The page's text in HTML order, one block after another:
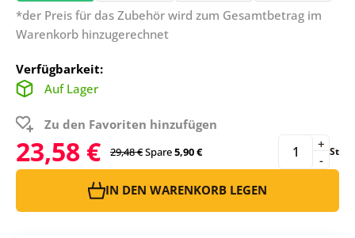
*der Preis für das Zubehör wird zum Gesamtbetrag im
Warenkorb hinzugerechnet
Verfügbarkeit:
Auf Lager
Zu den Favoriten hinzufügen
23,58 € 29,48 €Spare5,90 € -
+ St
IN DEN WARENKORB LEGEN